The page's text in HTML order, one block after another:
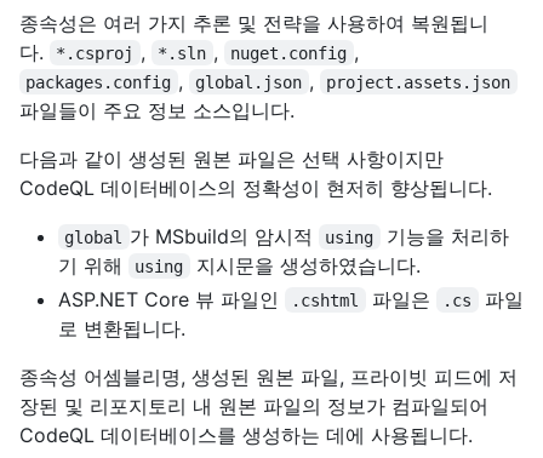
종속성은 여러 가지 추론 및 전략을 사용하여 복원됩니
다.
*.csproj , *.sln , nuget.config ,
packages.config , global.json , project.assets.json
파일들이 주요 정보 소스입니다.
다음과 같이 생성된 원본 파일은 선택 사항이지만
CodeQL 데이터베이스의 정확성이 현저히 향상됩니다.
global 가 MSbuild의 암시적 using
기능을 처리하
기 위해
using
지시문을 생성하였습니다.
ASP.NET Core 뷰 파일인
.cshtml 파일은 .cs
파일
로 변환됩니다.
종속성 어셈블리명, 생성된 원본 파일, 프라이빗 피드에 저
장된 및 리포지토리 내 원본 파일의 정보가 컴파일되어
CodeQL 데이터베이스를 생성하는 데에 사용됩니다.